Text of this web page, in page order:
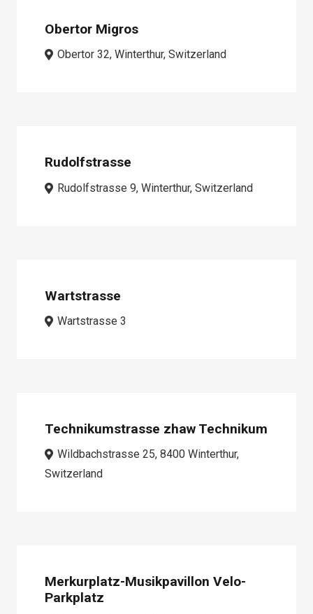
Obertor Migros
Obertor 32, Winterthur, Switzerland
Rudolfstrasse
Rudolfstrasse 9, Winterthur, Switzerland
Wartstrasse
Wartstrasse 3
Technikumstrasse zhaw Technikum
Wildbachstrasse 25, 8400 Winterthur,
Switzerland
Merkurplatz-Musikpavillon Velo-
Parkplatz